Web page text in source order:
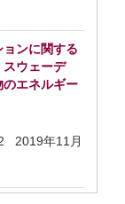
ンに関する
スウェーデ
エネルギー
2019年11月